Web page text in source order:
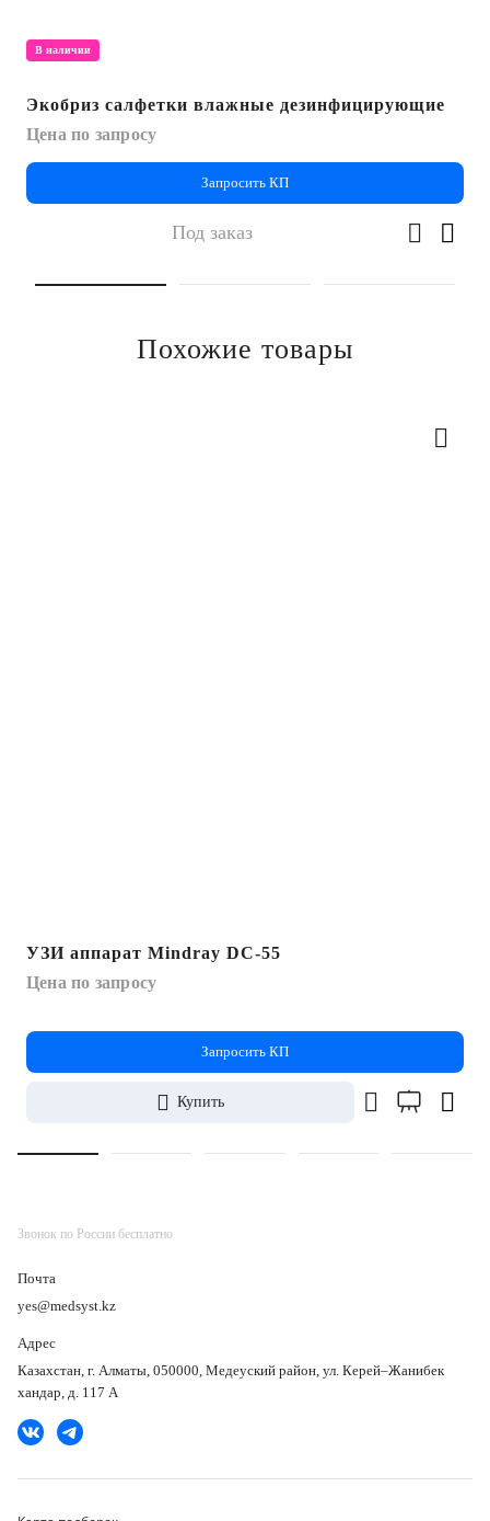
В наличии
Экобриз салфетки влажные дезинфицирующие
Цена по запросу
Запросить КП
Под заказ
Похожие товары
УЗИ аппарат Mindray DC-55
Цена по запросу
Запросить КП
Купить
Звонок по России бесплатно
Почта
yes@medsyst.kz
Адрес
Казахстан, г. Алматы, 050000, Медеуский район, ул. Керей–Жанибек
хандар, д. 117 А